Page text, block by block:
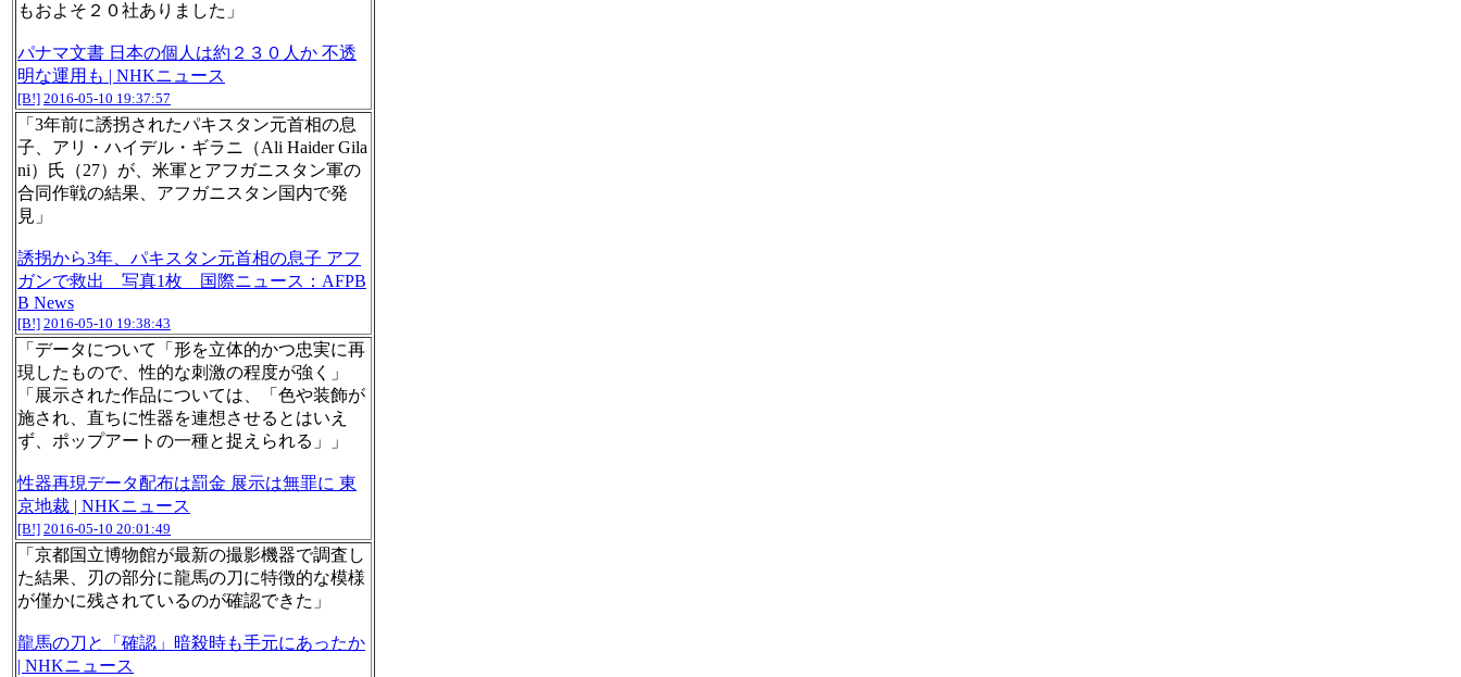
もおよそ２０社ありました」
パナマ文書 日本の個人は約２３０人か 不透
明な運用も | NHKニュース
[B!] 2016-05-10 19:37:57
「3年前に誘拐されたパキスタン元首相の息
子、アリ・ハイデル・ギラニ（Ali Haider Gila
ni）氏（27）が、米軍とアフガニスタン軍の
合同作戦の結果、アフガニスタン国内で発
見」
誘拐から3年、パキスタン元首相の息子 アフ
ガンで救出 写真1枚 国際ニュース：AFPB
B News
[B!] 2016-05-10 19:38:43
「データについて「形を立体的かつ忠実に再
現したもので、性的な刺激の程度が強く」
「展示された作品については、「色や装飾が
施され、直ちに性器を連想させるとはいえ
ず、ポップアートの一種と捉えられる」」
性器再現データ配布は罰金 展示は無罪に 東
京地裁 | NHKニュース
[B!] 2016-05-10 20:01:49
「京都国立博物館が最新の撮影機器で調査し
た結果、刃の部分に龍馬の刀に特徴的な模様
が僅かに残されているのが確認できた」
龍馬の刀と「確認」暗殺時も手元にあったか
| NHKニュース